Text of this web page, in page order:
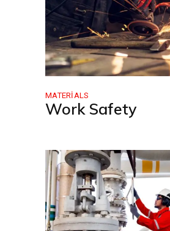
MATERIALS
Work Safety